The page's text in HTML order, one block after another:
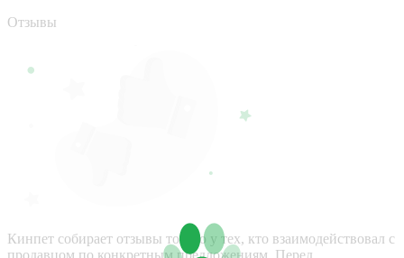
Отзывы
Кинпет собирает отзывы только у тех, кто взаимодействовал с
продавцом по конкретным предложениям. Перед